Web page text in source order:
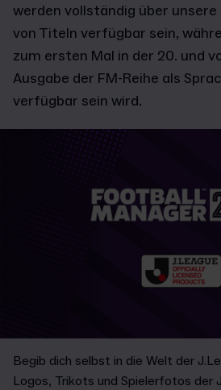
werden vollständig über
von Titeln verfügbar sein,
zum ersten Mal in der 20. und
Ausgabe der FM-Reihe als
verfügbar sein wird.
Begib dich selbst in die Welt der
Logos, Trikots und Spielerfotos der